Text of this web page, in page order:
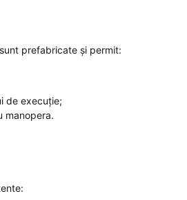
prefabricate și permit:
de execuție;
manopera.